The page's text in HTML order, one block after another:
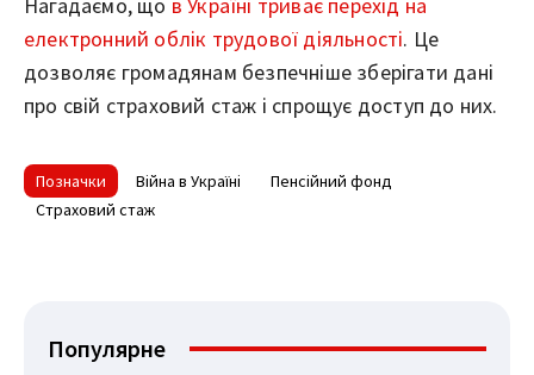
Нагадаємо, що в Україні триває перехід на
електронний облік трудової діяльності. Це
дозволяє громадянам безпечніше зберігати дані
про свій страховий стаж і спрощує доступ до них.
Позначки Війна в Україні
Пенсійний фонд
Страховий стаж
Популярне